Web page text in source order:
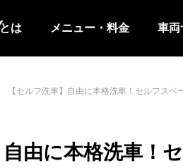
は メニュー・料金 車両
【セルフ洗車】自由に本格洗車！セルフスペ
自由に本格洗車！